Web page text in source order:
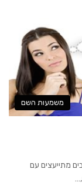
משמעות השם
מתייעצים עם